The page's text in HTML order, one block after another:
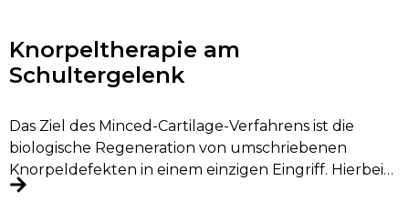
Knorpeltherapie am
Schultergelenk
Das Ziel des Minced-Cartilage-Verfahrens ist die
biologische Regeneration von umschriebenen
Knorpeldefekten in einem einzigen Eingriff. Hierbei
wird körpereigenes Knorpelgewebe entnommen,...